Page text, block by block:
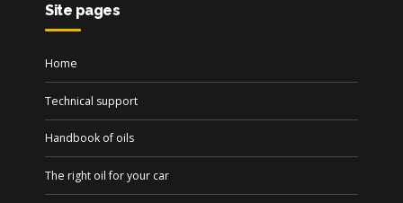
Site pages
Home
Technical support
Handbook of oils
The right oil for your car